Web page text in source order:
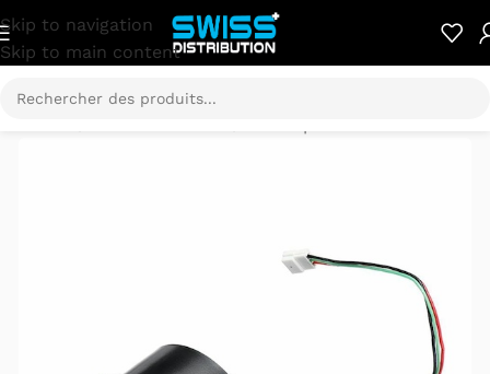
Skip to navigation
Skip to main content